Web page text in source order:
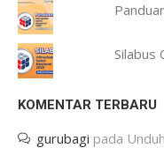
Silabus
KOMENTAR TERBARU
gurubagi pada